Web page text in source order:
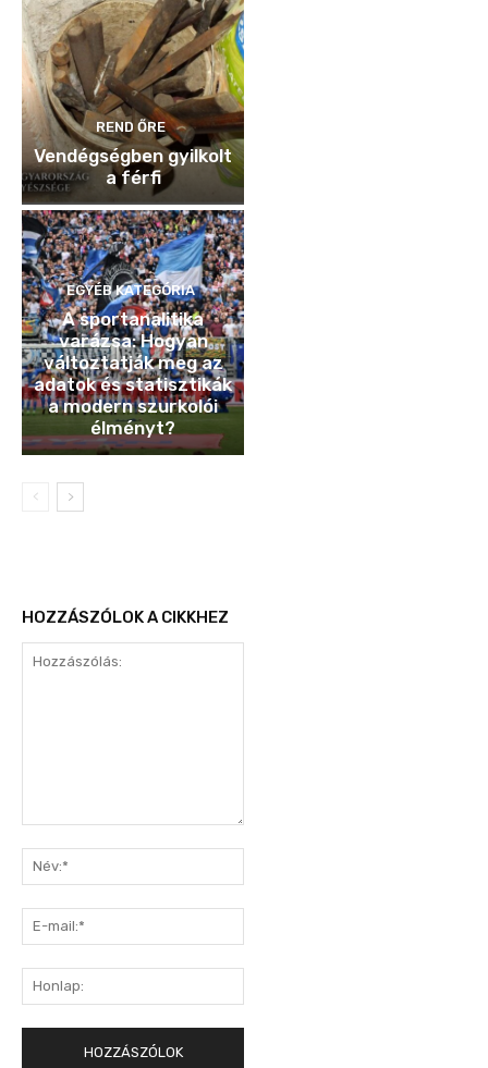
REND ŐRE
Vendégségben gyilkolt
a férfi
EGYÉB KATEGÓRIA
A sportanalitika
varázsa: Hogyan
változtatják meg az
adatok és statisztikák
a modern szurkolói
élményt?
HOZZÁSZÓLOK A CIKKHEZ
mail:*